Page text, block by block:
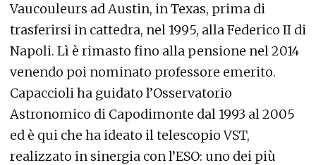
Vaucouleurs ad Austin, in Texas, prima di
trasferirsi in cattedra, nel 1995, alla Federico II di
Napoli. Lì è rimasto fino alla pensione nel 2014
venendo poi nominato professore emerito.
Capaccioli ha guidato l’Osservatorio
Astronomico di Capodimonte dal 1993 al 2005
ed è qui che ha ideato il telescopio VST,
realizzato in sinergia con l’ESO: uno dei più